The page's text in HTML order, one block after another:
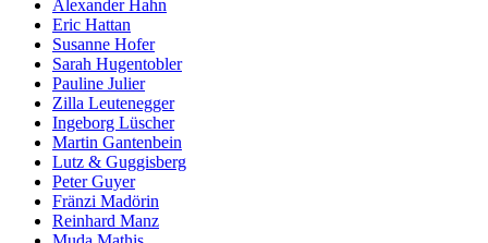
Alexander Hahn
Eric Hattan
Susanne Hofer
Sarah Hugentobler
Pauline Julier
Zilla Leutenegger
Ingeborg Lüscher
Martin Gantenbein
Lutz & Guggisberg
Peter Guyer
Fränzi Madörin
Reinhard Manz